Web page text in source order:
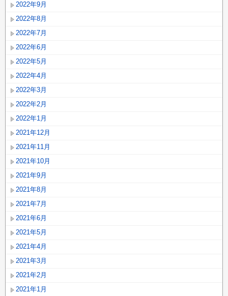
2022年9月
2022年8月
2022年7月
2022年6月
2022年5月
2022年4月
2022年3月
2022年2月
2022年1月
2021年12月
2021年11月
2021年10月
2021年9月
2021年8月
2021年7月
2021年6月
2021年5月
2021年4月
2021年3月
2021年2月
2021年1月